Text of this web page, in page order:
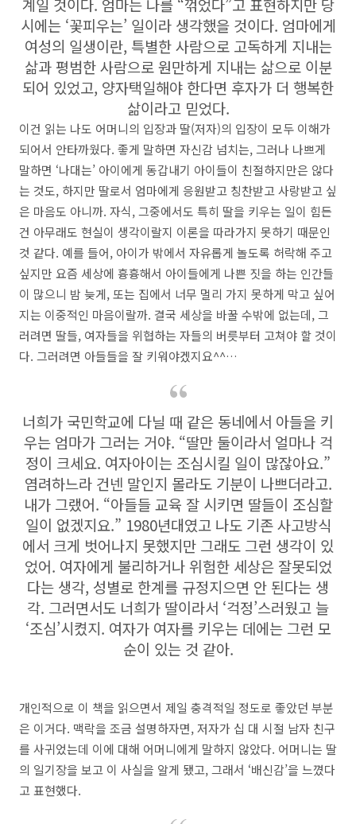
계일 것이다. 엄마는 나를 “꺾었다”고 표현하지만 당
시에는 ‘꽃피우는’ 일이라 생각했을 것이다. 엄마에게
여성의 일생이란, 특별한 사람으로 고독하게 지내는
삶과 평범한 사람으로 원만하게 지내는 삶으로 이분
되어 있었고, 양자택일해야 한다면 후자가 더 행복한
삶이라고 믿었다.
이건 읽는 나도 어머니의 입장과 딸(저자)의 입장이 모두 이해가
되어서 안타까웠다. 좋게 말하면 자신감 넘치는, 그러나 나쁘게
말하면 ‘나대는’ 아이에게 동갑내기 아이들이 친절하지만은 않다
는 것도, 하지만 딸로서 엄마에게 응원받고 칭찬받고 사랑받고 싶
은 마음도 아니까. 자식, 그중에서도 특히 딸을 키우는 일이 힘든
건 아무래도 현실이 생각이랄지 이론을 따라가지 못하기 때문인
것 같다. 예를 들어, 아이가 밖에서 자유롭게 놀도록 허락해 주고
싶지만 요즘 세상에 흉흉해서 아이들에게 나쁜 짓을 하는 인간들
이 많으니 밤 늦게, 또는 집에서 너무 멀리 가지 못하게 막고 싶어
지는 이중적인 마음이랄까. 결국 세상을 바꿀 수밖에 없는데, 그
러려면 딸들, 여자들을 위협하는 자들의 버릇부터 고쳐야 할 것이
다. 그러려면 아들들을 잘 키워야겠지요^^…
너희가 국민학교에 다닐 때 같은 동네에서 아들을 키
우는 엄마가 그러는 거야. “딸만 둘이라서 얼마나 걱
정이 크세요. 여자아이는 조심시킬 일이 많잖아요.”
염려하느라 건넨 말인지 몰라도 기분이 나쁘더라고.
내가 그랬어. “아들들 교육 잘 시키면 딸들이 조심할
일이 없겠지요.” 1980년대였고 나도 기존 사고방식
에서 크게 벗어나지 못했지만 그래도 그런 생각이 있
었어. 여자에게 불리하거나 위험한 세상은 잘못되었
다는 생각, 성별로 한계를 규정지으면 안 된다는 생
각. 그러면서도 너희가 딸이라서 ‘걱정’스러웠고 늘
‘조심’시켰지. 여자가 여자를 키우는 데에는 그런 모
순이 있는 것 같아.
개인적으로 이 책을 읽으면서 제일 충격적일 정도로 좋았던 부분
은 이거다. 맥락을 조금 설명하자면, 저자가 십 대 시절 남자 친구
를 사귀었는데 이에 대해 어머니에게 말하지 않았다. 어머니는 딸
의 일기장을 보고 이 사실을 알게 됐고, 그래서 ‘배신감’을 느꼈다
고 표현했다.